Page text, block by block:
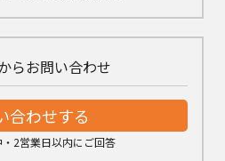
らお問い合わせ
合わせする
2営業日以内にご回答